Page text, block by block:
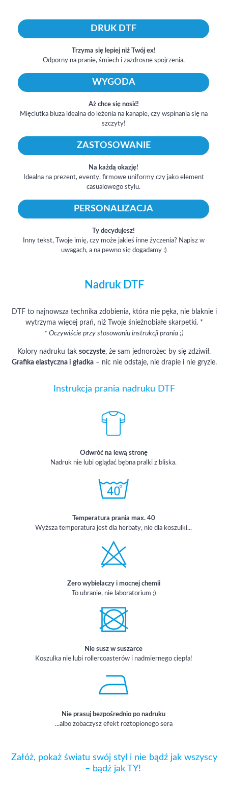
DRUK DTF
Trzyma się lepiej niż Twój ex!
Odporny na pranie, śmiech i zazdrosne spojrzenia.
WYGODA
Aż chce się nosić!
Mięciutka bluza idealna do leżenia na kanapie, czy wspinania się na
szczyty!
ZASTOSOWANIE
Na każdą okazję!
Idealna na prezent, eventy, firmowe uniformy czy jako element
casualowego stylu.
PERSONALIZACJA
Ty decydujesz!
Inny tekst, Twoje imię, czy może jakieś inne życzenia? Napisz w
uwagach, a na pewno się dogadamy :)
Nadruk DTF
DTF to najnowsza technika zdobienia, która nie pęka, nie blaknie i
wytrzyma więcej prań, niż Twoje śnieżnobiałe skarpetki. *
* Oczywiście przy stosowaniu instrukcji prania ;)
Kolory nadruku tak soczyste, że sam jednorożec by się zdziwił.
Grafika elastyczna i gładka– nic nie odstaje, nie drapie i nie gryzie.
Instrukcja prania nadruku DTF
Odwróć na lewą stronę
Nadruk nie lubi oglądać bębna pralki z bliska.
Temperatura prania max. 40
Wyższa temperatura jest dla herbaty, nie dla koszulki...
Zero wybielaczy i mocnej chemii
To ubranie, nie laboratorium ;)
Nie susz w suszarce
Koszulka nie lubi rollercoasterów i nadmiernego ciepła!
Nie prasuj bezpośrednio po nadruku
...albo zobaczysz efekt roztopionego sera
Załóż, pokaż światu swój styl i nie bądź jak wszyscy
– bądź jak TY!